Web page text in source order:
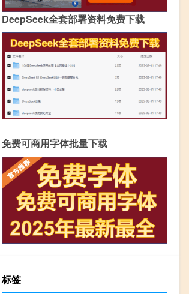
DeepSeek全套部署资料免费下载
免费可商用字体批量下载
标签